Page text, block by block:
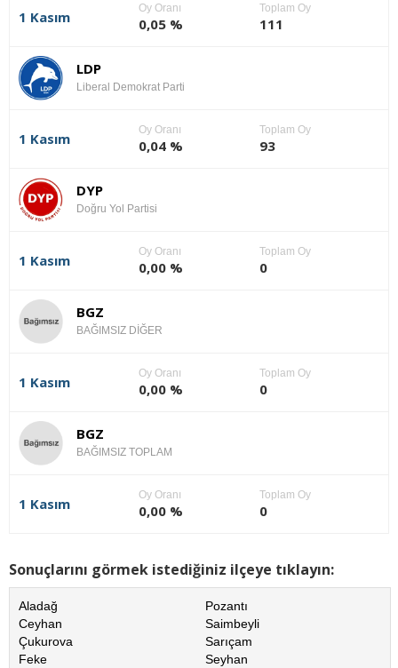
1 Kasım
Oy Oranı
0,05 %
Toplam Oy
111
LDP
Liberal Demokrat Parti
1 Kasım
Oy Oranı
0,04 %
Toplam Oy
93
DYP
Doğru Yol Partisi
1 Kasım
Oy Oranı
0,00 %
Toplam Oy
0
BGZ
BAĞIMSIZ DİĞER
1 Kasım
Oy Oranı
0,00 %
Toplam Oy
0
BGZ
BAĞIMSIZ TOPLAM
1 Kasım
Oy Oranı
0,00 %
Toplam Oy
0
Sonuçlarını görmek istediğiniz ilçeye tıklayın:
Aladağ
Ceyhan
Çukurova
Feke
Pozantı
Saimbeyli
Sarıçam
Seyhan